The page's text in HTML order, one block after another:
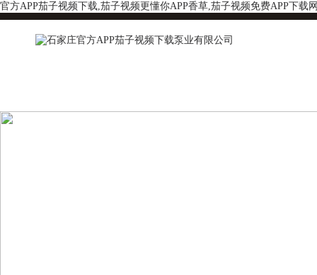
官方APP茄子视频下载,茄子视频更懂你APP香草,茄子视频免费APP下载